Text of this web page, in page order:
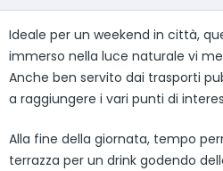
Ideale per un weekend in città,
immerso nella luce naturale vi
Anche ben servito dai trasporti
a raggiungere i vari punti di
Alla fine della giornata, tempo
terrazza per un drink godendo